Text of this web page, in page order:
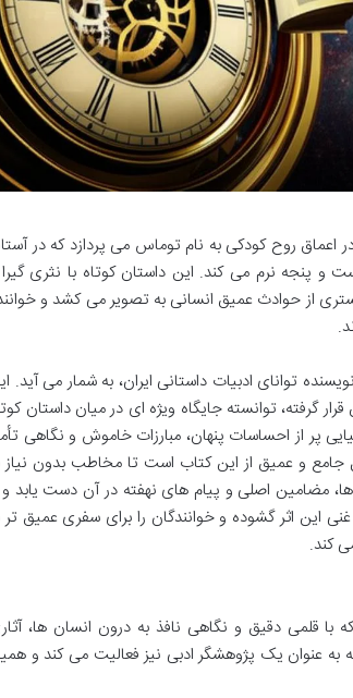
روح کودکی به نام توماس می پردازد که در
پنجه نرم می کند. این داستان کوتاه با نثری
بستری از حوادث عمیق انسانی به تصویر می کشد و
توانای ادبیات داستانی ایران، به شمار می آید.
گرفته، توانسته جایگاه ویژه ای در میان داستان
پر از احساسات پنهان، مبارزات خاموش و نگاهی
جامع و عمیق از این کتاب است تا مخاطب بدون نیاز
مضامین اصلی و پیام های نهفته در آن دست یابد و
این اثر گشوده و خوانندگان را برای سفری عمیق تر
کند.
با قلمی دقیق و نگاهی نافذ به درون انسان ها،
به عنوان یک پژوهشگر ادبی نیز فعالیت می کند و